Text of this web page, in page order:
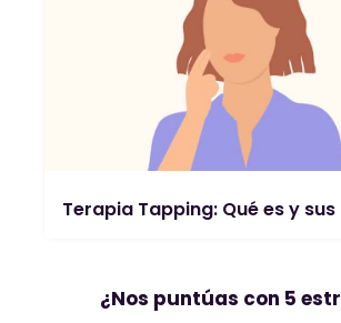
Terapia Tapping: Qué es y
¿Nos puntúas con 5